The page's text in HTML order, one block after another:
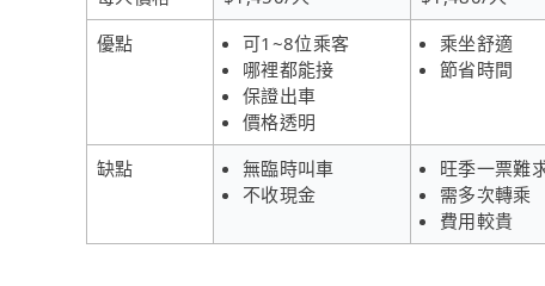
優點
可1~8位乘客
哪裡都能接
保證出車
價格透明
乘坐舒適
節省時間
缺點
無臨時叫車
不收現金
旺季一票難
需多次轉乘
費用較貴